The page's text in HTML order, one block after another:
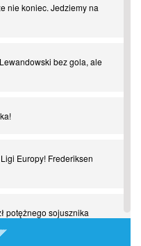
odczaruje przeklętą
Część III
nowa potęga?
nie koniec. Jedziemy na
bez gola, ale
Europy! Frederiksen
potężnego sojusznika